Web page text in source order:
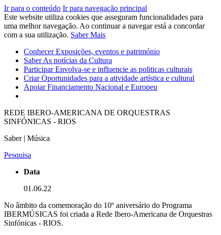
Ir para o conteúdo Ir para navegação principal
Este website utiliza cookies que asseguram funcionalidades para
uma melhor navegação. Ao continuar a navegar está a concordar
com a sua utilização. Saber Mais
ConhecerExposições, eventos e património
SaberAs notícias da Cultura
ParticiparEnvolva-se e influencie as politicas culturais
CriarOportunidades para a atividade artística e cultural
ApoiarFinanciamento Nacional e Europeu
REDE IBERO-AMERICANA DE ORQUESTRAS
SINFÓNICAS - RIOS
Saber | Música
Pesquisa
Data
01.06.22
No âmbito da comemoração do 10º aniversário do Programa
IBERMÚSICAS foi criada a Rede Ibero-Americana de Orquestras
Sinfónicas - RIOS.